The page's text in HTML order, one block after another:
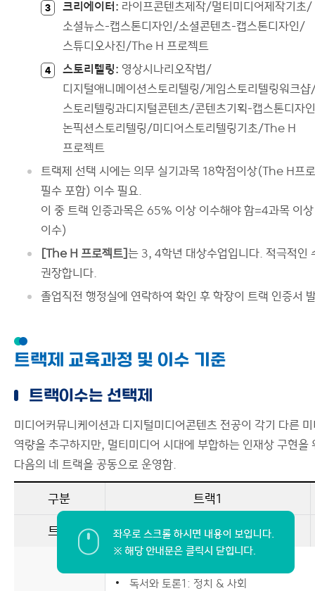
3 크리에이터: 라이프콘텐츠제작/멀티미디어제작기초/
소셜뉴스-캡스톤디자인/소셜콘텐츠-캡스톤디자인/
스튜디오사진/The H 프로젝트
4 스토리텔링: 영상시나리오작법/
디지털애니메이션스토리텔링/게임스토리텔링워크
스토리텔링과디지털콘텐츠/콘텐츠기획-캡스톤디자
논픽션스토리텔링/미디어스토리텔링기초/The H
프로젝트
트랙제 선택 시에는 의무 실기과목 18학점이상(The H프
필수 포함) 이수 필요.
이 중 트랙 인증과목은 65% 이상 이수해야 함=4과목 이상
이수)
[The H 프로젝트]는 3, 4학년 대상수업입니다. 적극적인
권장합니다.
졸업직전 행정실에 연락하여 확인 후 학장이 트랙 인증서
트랙제 교육과정 및 이수 기준
트랙이수는 선택제
미디어커뮤니케이션과 디지털미디어콘텐츠 전공이 각기 다른
역량을 추구하지만, 멀티미디어 시대에 부합하는 인재상 구현을
다음의 네 트랙을 공동으로 운영함.
구분
트랙1
트랙
탐사보도
독서와 토론1: 정치 & 사회